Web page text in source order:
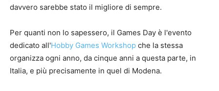
davvero sarebbe stato il migliore di sempre.
Per quanti non lo sapessero, il Games Day è l'evento
dedicato all'Hobby Games Workshop che la stessa
organizza ogni anno, da cinque anni a questa parte, in
Italia, e più precisamente in quel di Modena.